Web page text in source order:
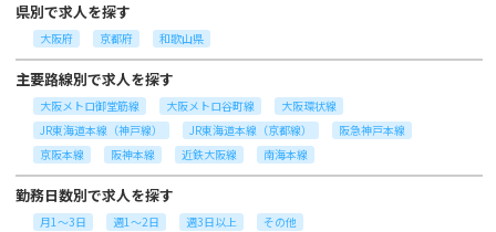
県別で求人を探す
大阪府 京都府 和歌山県
主要路線別で求人を探す
大阪メトロ御堂筋線 大阪メトロ谷町線
大阪環状線
JR東海道本線（神戸線）
JR東海道本線（京都線）
阪急神戸本線
京阪本線
阪神本線 近鉄大阪線 南海本線
勤務日数別で求人を探す
月1～3日 週1～2日 週3日以上 その他